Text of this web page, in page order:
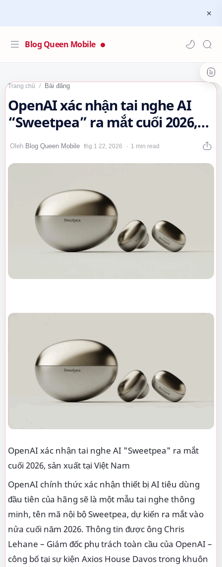
Blog Queen Mobile
Trang chủ Bài đăng
OpenAI xác nhận tai nghe AI
“Sweetpea” ra mắt cuối 2026,
sản xuất tại Việt Nam1 min read
OpenAI xác nhận tai nghe AI "Sweetpea" ra mắt
cuối 2026, sản xuất tại Việt Nam
OpenAI chính thức xác nhận thiết bị AI tiêu dùng
đầu tiên của hãng sẽ là một mẫu tai nghe thông
minh, tên mã nội bộ Sweetpea, dự kiến ra mắt vào
nửa cuối năm 2026. Thông tin được ông Chris
Lehane – Giám đốc phụ trách toàn cầu của OpenAI –
công bố tại sự kiện Axios House Davos trong khuôn